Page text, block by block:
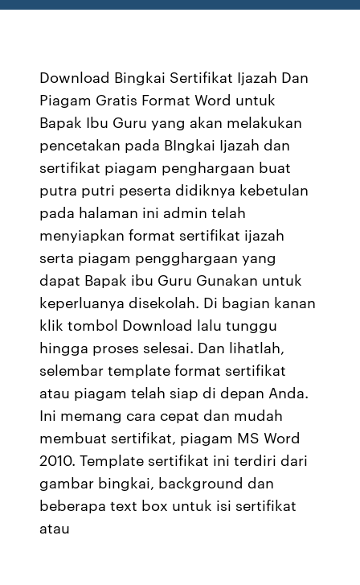
Download Bingkai Sertifikat Ijazah Dan
Piagam Gratis Format Word untuk
Bapak Ibu Guru yang akan melakukan
pencetakan pada BIngkai Ijazah dan
sertifikat piagam penghargaan buat
putra putri peserta didiknya kebetulan
pada halaman ini admin telah
menyiapkan format sertifikat ijazah
serta piagam pengghargaan yang
dapat Bapak ibu Guru Gunakan untuk
keperluanya disekolah. Di bagian kanan
klik tombol Download lalu tunggu
hingga proses selesai. Dan lihatlah,
selembar template format sertifikat
atau piagam telah siap di depan Anda.
Ini memang cara cepat dan mudah
membuat sertifikat, piagam MS Word
2010. Template sertifikat ini terdiri dari
gambar bingkai, background dan
beberapa text box untuk isi sertifikat
atau